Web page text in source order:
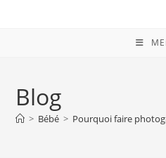
Blog
> Bébé > Pourquoi faire